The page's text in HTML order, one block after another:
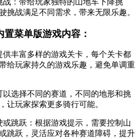
挑战满足不同需求，带来无限乐趣。
菜单版游戏内容：
供丰富多样的游戏关卡，每个关卡都
给玩家持久的游戏乐趣，避免单调重
以选择不同的赛道，不同的地形和挑
让玩家探索更多骑行可能。
跳跃：根据游戏提示，需要控制山
跳跃，灵活应对各种赛道障碍，提升